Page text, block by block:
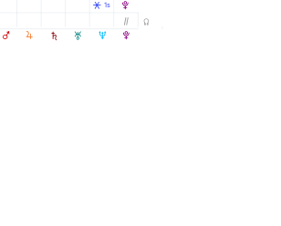
Q R S T U
V
V
Y
Â 1s
Ò